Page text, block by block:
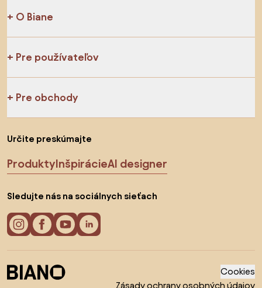
O Biane
Pre používateľov
Pre obchody
Určite preskúmajte
ProduktyInšpirácieAI designer
Sledujte nás na sociálnych sieťach
Cookies
Zásady ochrany osobných údajov